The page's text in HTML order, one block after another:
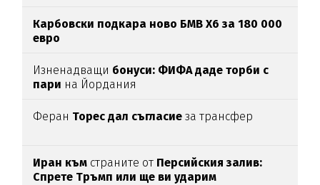
Карбовски подкара ново БМВ Х6 за 180 000
евро
Изненадващи бонуси: ФИФА даде торби с
пари на Йордания
Феран Торес дал съгласиеза трансфер
Иран към страните от Персийския залив:
Спрете Тръмп или ще ви ударим